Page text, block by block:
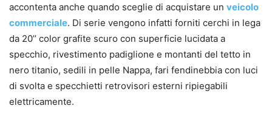
accontenta anche quando sceglie di acquistare un veicolo
commerciale. Di serie vengono infatti forniti cerchi in lega
da 20’’ color grafite scuro con superficie lucidata a
specchio, rivestimento padiglione e montanti del tetto in
nero titanio, sedili in pelle Nappa, fari fendinebbia con luci
di svolta e specchietti retrovisori esterni ripiegabili
elettricamente.